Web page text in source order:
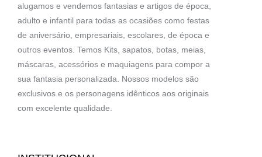
alugamos e vendemos fantasias e artigos de época,
adulto e infantil para todas as ocasiões como festas
de aniversário, empresariais, escolares, de época e
outros eventos. Temos Kits, sapatos, botas, meias,
máscaras, acessórios e maquiagens para compor a
sua fantasia personalizada. Nossos modelos são
exclusivos e os personagens idênticos aos originais
com excelente qualidade.